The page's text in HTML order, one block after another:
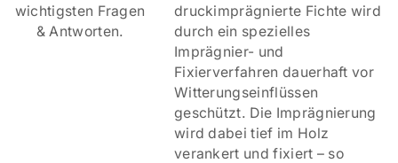
wichtigsten Fragen
& Antworten.
druckimprägnierte Fichte wird
durch ein spezielles
Imprägnier- und
Fixierverfahren dauerhaft vor
Witterungseinflüssen
geschützt. Die Imprägnierung
wird dabei tief im Holz
verankert und fixiert – so